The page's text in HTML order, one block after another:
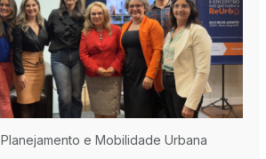
Planejamento e Mobilidade Urbana